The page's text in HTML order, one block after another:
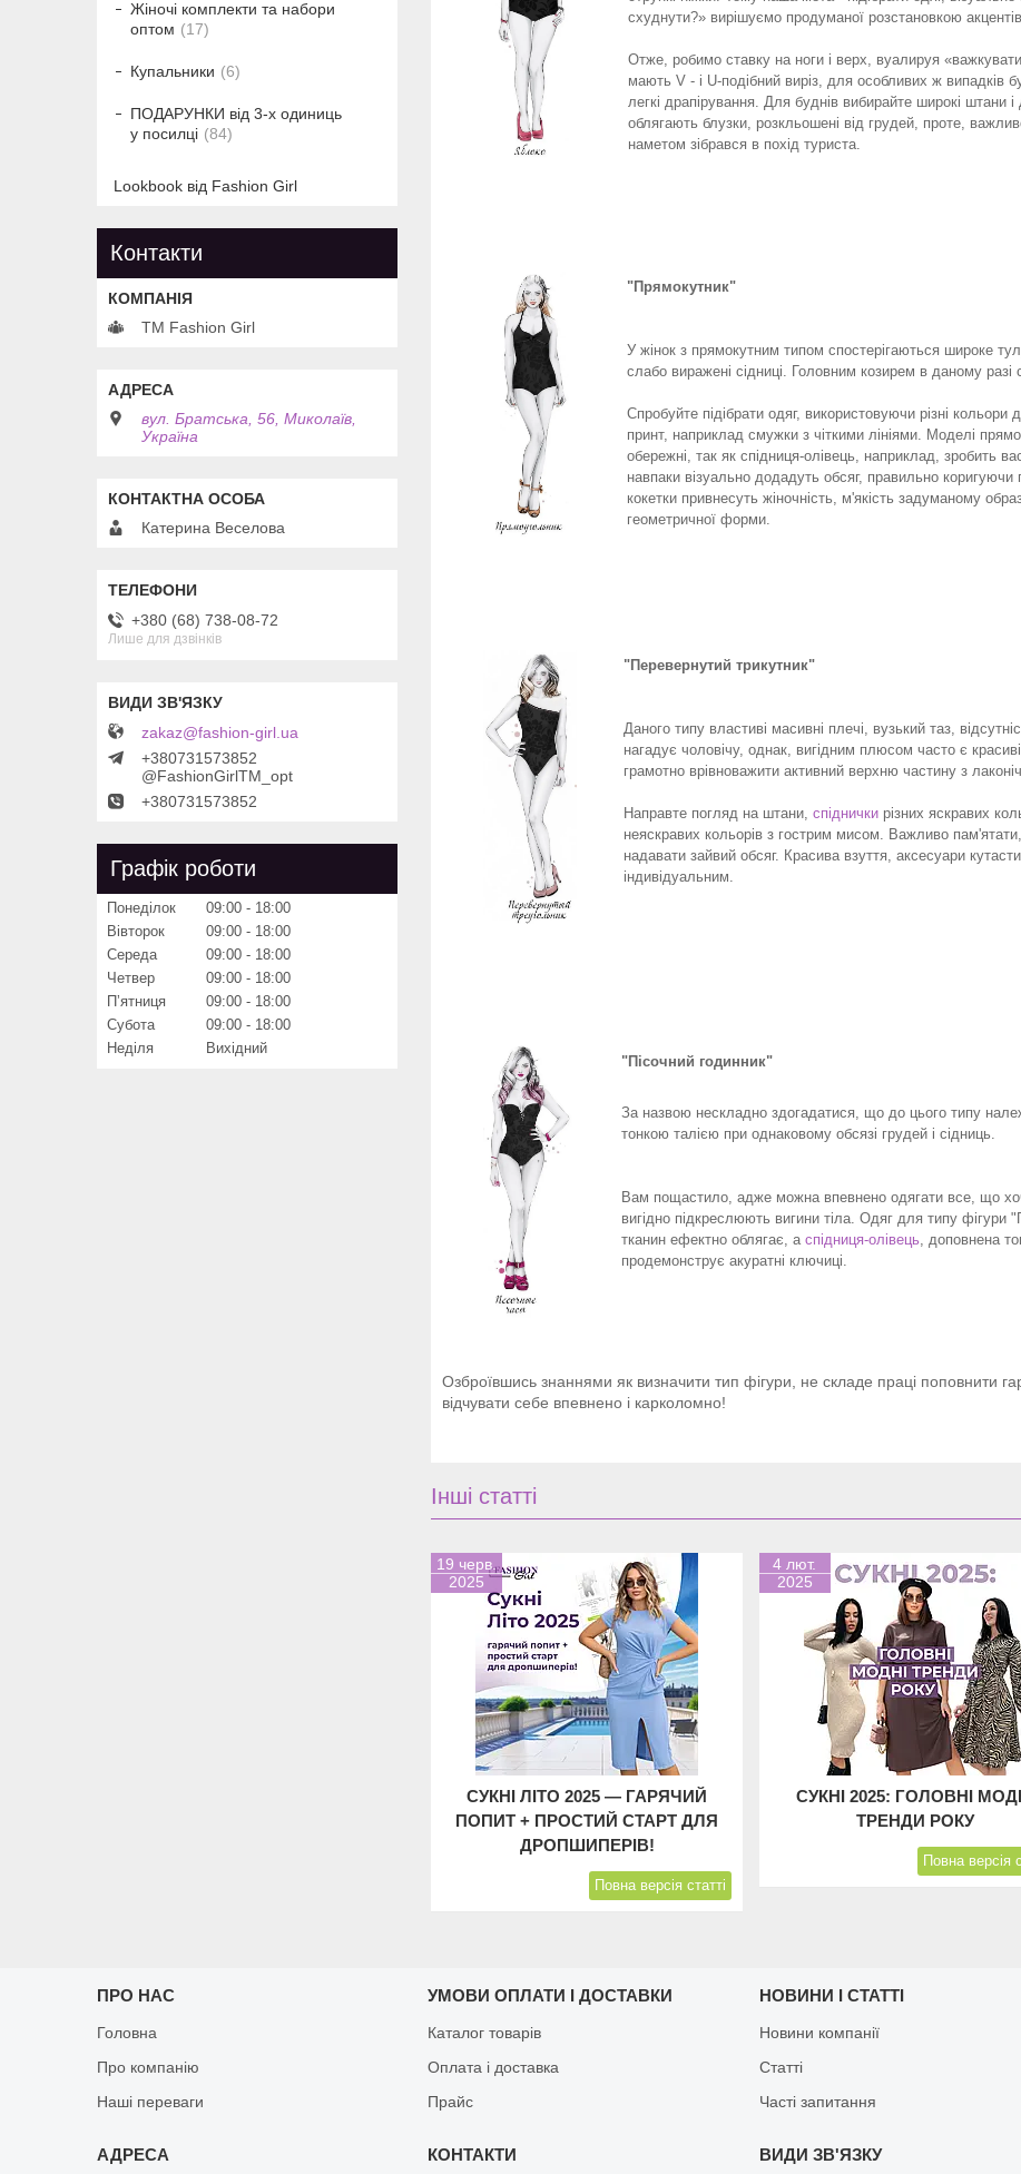
схуднути?» вирішуємо продуманої розстановкою акцентів.
Отже, робимо ставку на ноги і верх, вуалируя
мають V - і U-подібний виріз, для особливих ж випадків
легкі драпірування. Для буднів вибирайте широкі штани
облягають блузки, розкльошені від грудей, проте,
наметом зібрався в похід туриста.
"Прямокутник"
У жінок з прямокутним типом спостерігаються широке
слабо виражені сідниці. Головним козирем в даному разі
Спробуйте підібрати одяг, використовуючи різні
принт, наприклад смужки з чіткими лініями. Моделі
обережні, так як спідниця-олівець, наприклад, зробить
навпаки візуально додадуть обсяг, правильно
кокетки привнесуть жіночність, м'якість задуманому
геометричної форми.
"Перевернутий трикутник"
Даного типу властиві масивні плечі, вузький таз,
нагадує чоловічу, однак, вигідним плюсом часто є
грамотно врівноважити активний верхню частину з
Направте погляд на штани, спіднички різних яскравих
неяскравих кольорів з гострим мисом. Важливо
надавати зайвий обсяг. Красива взуття, аксесуари
індивідуальним.
"Пісочний годинник"
За назвою нескладно здогадатися, що до цього типу
тонкою талією при однаковому обсязі грудей і сідниць.
Вам пощастило, адже можна впевнено одягати все, що
вигідно підкреслюють вигини тіла. Одяг для типу фігури
тканин ефектно облягає, а спідниця-олівець , доповнена
продемонструє акуратні ключиці.
Озброївшись знаннями як визначити тип фігури, не складе праці поповнити
відчувати себе впевнено і карколомно!
Інші статті
19 черв.
2025
СУКНІ ЛІТО 2025 — ГАРЯЧИЙ
ПОПИТ + ПРОСТИЙ СТАРТ ДЛЯ
ДРОПШИПЕРІВ!
Повна версія статті
4 лют.
2025
СУКНІ 2025: ГОЛОВНІ
ТРЕНДИ РОКУ
Повна версія
Жіночі комплекти та набори
оптом
17
Купальники 6
ПОДАРУНКИ від 3-х одиниць
у посилці
84
Lookbook від Fashion Girl
Контакти
TM Fashion Girl
вул. Братська, 56, Миколаїв,
Україна
Катерина Веселова
+380 (68) 738-08-72
Лише для дзвінків
zakaz@fashion-girl.ua
+380731573852
@FashionGirlTM_opt
+380731573852
Графік роботи
Понеділок 09:00
18:00
Вівторок
09:00
18:00
Середа
09:00
18:00
Четвер
09:00
18:00
Пʼятниця
09:00
18:00
Субота
09:00
18:00
Неділя
Вихідний
ПРО НАС
Головна
Про компанію
Наші переваги
УМОВИ ОПЛАТИ І ДОСТАВКИ
Каталог товарів
Оплата і доставка
Прайс
НОВИНИ І СТАТТІ
Новини компанії
Статті
Часті запитання